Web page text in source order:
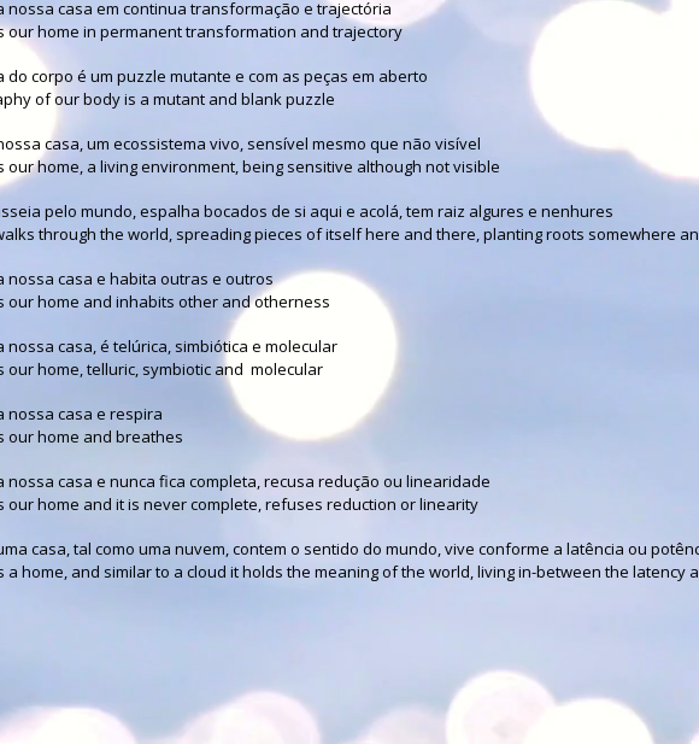
nossa casa em continua transformação e trajectória
our home in permanent transformation and trajectory
do corpo é um puzzle mutante e com as peças em aberto
of our body is a mutant and blank puzzle
casa, um ecossistema vivo, sensível mesmo que não visível
our home, a living environment, being sensitive although not visible
pelo mundo, espalha bocados de si aqui e acolá, tem raiz algures e nenhures
through the world, spreading pieces of itself here and there, planting roots somewhere
nossa casa e habita outras e outros
our home and inhabits other and otherness
nossa casa, é telúrica, simbiótica e molecular
our home, telluric, symbiotic and molecular
nossa casa e respira
our home and breathes
nossa casa e nunca fica completa, recusa redução ou linearidade
our home and it is never complete, refuses reduction or linearity
casa, tal como uma nuvem, contem o sentido do mundo, vive conforme a latência ou
a home, and similar to a cloud it holds the meaning of the world, living in-between the latency